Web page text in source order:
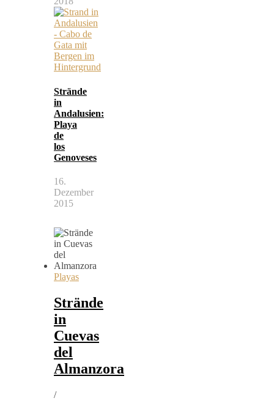
Strände
in
Andalusien:
Playa
de
los
Genoveses
16.
Dezember
2015
Playas
Strände
in
Cuevas
del
Almanzora
/